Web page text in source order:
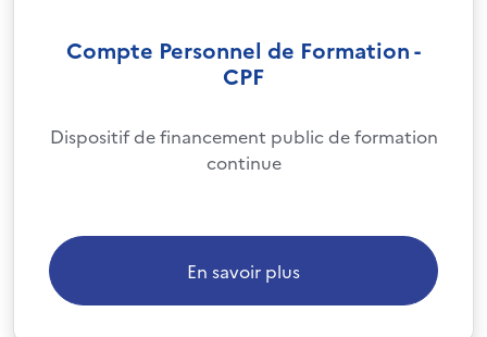
Compte Personnel de Formation -
CPF
Dispositif de financement public de formation
continue
En savoir plus